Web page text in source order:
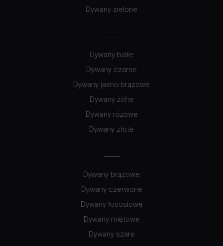
Dywany zielone
Dywany białe
Dywany czarne
Dywany jasno-brązowe
Dywany żółte
Dywany różowe
Dywany złote
Dywany brązowe
Dywany czerwone
Dywany łososiowe
Dywany miętowe
Dywany szare